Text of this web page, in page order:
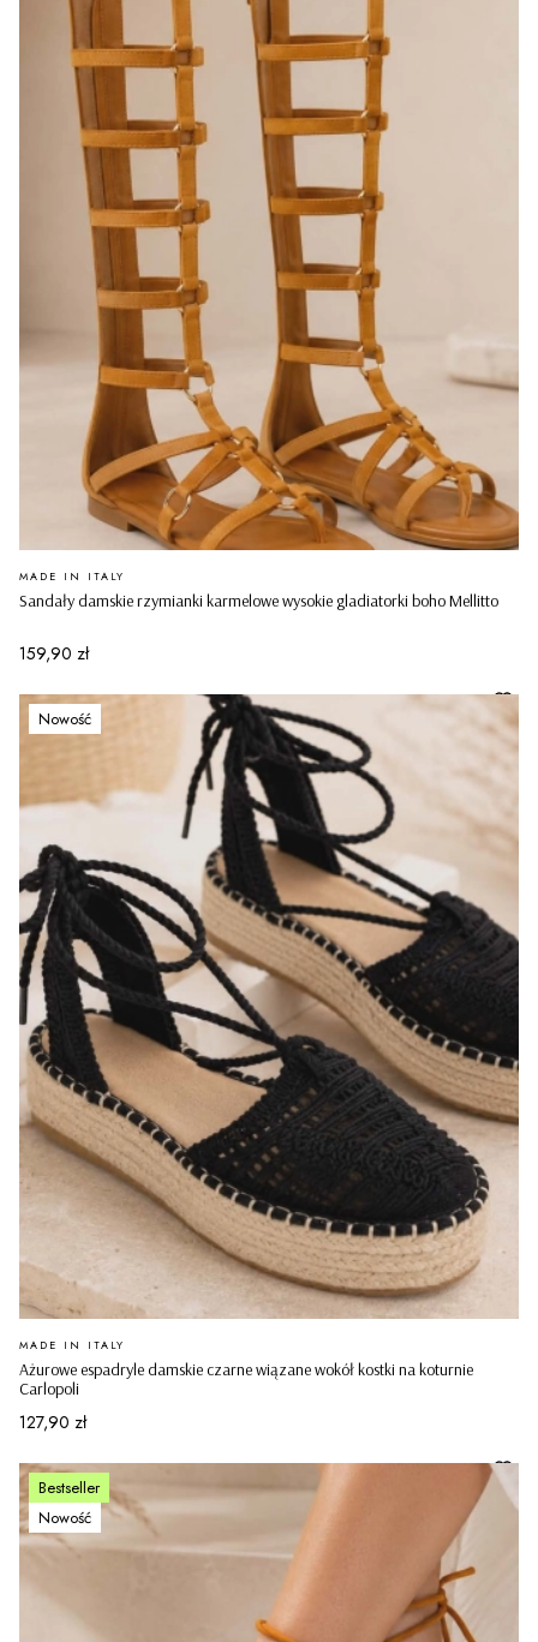
Sandały damskie rzymianki karmelowe wysokie gladiatorki boho Mellitto
PRODUCENT
MADE IN ITALY
Cena
159,90 zł
Nowość
Ażurowe espadryle damskie czarne wiązane wokół kostki na koturnie
Carlopoli
PRODUCENT
MADE IN ITALY
Cena
127,90 zł
Bestseller
Nowość